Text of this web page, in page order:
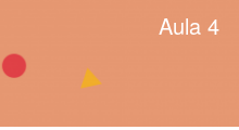
Aula 4